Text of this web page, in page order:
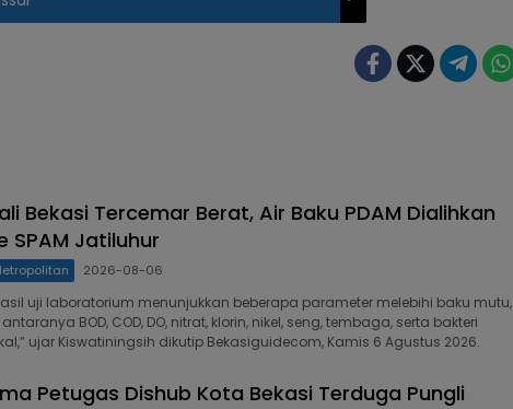
Bekasi Tercemar Berat, Air Baku PDAM Dialihkan
SPAM Jatiluhur
2026-08-06
uji laboratorium menunjukkan beberapa parameter melebihi baku mutu,
BOD, COD, DO, nitrat, klorin, nikel, seng, tembaga, serta bakteri
ujar Kiswatiningsih dikutip Bekasiguidecom, Kamis 6 Agustus 2026.
Petugas Dishub Kota Bekasi Terduga Pungli